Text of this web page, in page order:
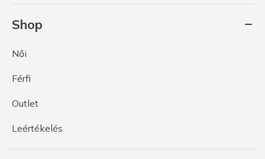
Shop
Női
Férfi
Outlet
Leértékelés